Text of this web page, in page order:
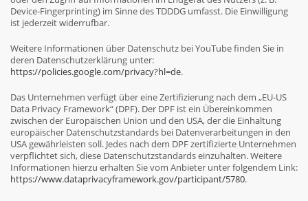
Device-Fingerprinting) im Sinne des TDDDG umfasst. Die Einwilligung
ist jederzeit widerrufbar.
Weitere Informationen über Datenschutz bei YouTube finden Sie in
deren Datenschutzerklärung unter:
https://policies.google.com/privacy?hl=de.
Das Unternehmen verfügt über eine Zertifizierung nach dem „EU-US
Data Privacy Framework“ (DPF). Der DPF ist ein Übereinkommen
zwischen der Europäischen Union und den USA, der die Einhaltung
europäischer Datenschutzstandards bei Datenverarbeitungen in den
USA gewährleisten soll. Jedes nach dem DPF zertifizierte Unternehmen
verpflichtet sich, diese Datenschutzstandards einzuhalten. Weitere
Informationen hierzu erhalten Sie vom Anbieter unter folgendem Link:
https://www.dataprivacyframework.gov/participant/5780.